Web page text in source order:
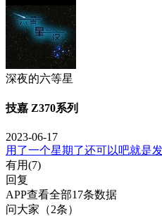
深夜的六等星
技嘉 Z370系列
2023-06-17
用了一个星期了还可以吧就是
有用(7)
回复
APP查看全部17条数据
问大家（2条）